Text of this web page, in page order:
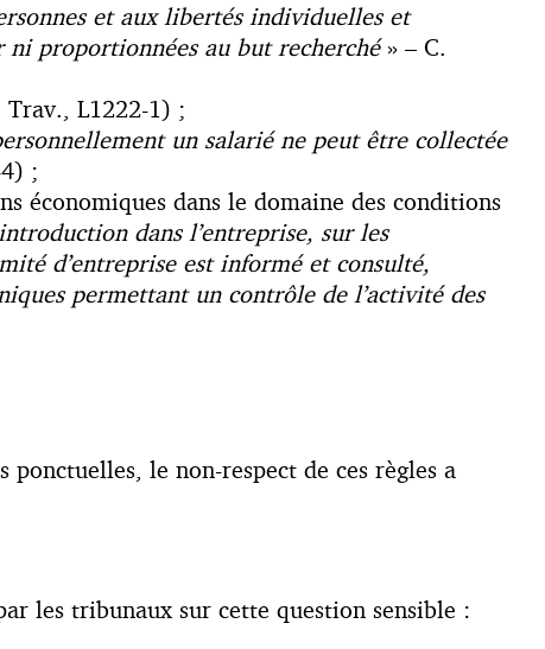
et aux libertés individuelles et
proportionnées au but recherché» – C.
L1222-1) ;
un salarié ne peut être collectée
;
économiques dans le domaine des conditions
dans l’entreprise, sur les
d’entreprise est informé et consulté,
permettant un contrôle de l’activité des
ponctuelles, le non-respect de ces règles a
les tribunaux sur cette question sensible :